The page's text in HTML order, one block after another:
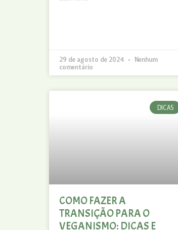
29 de agosto de 2024
Nenhum
comentário
DICAS
COMO FAZER A
TRANSIÇÃO PARA O
VEGANISMO: DICAS E